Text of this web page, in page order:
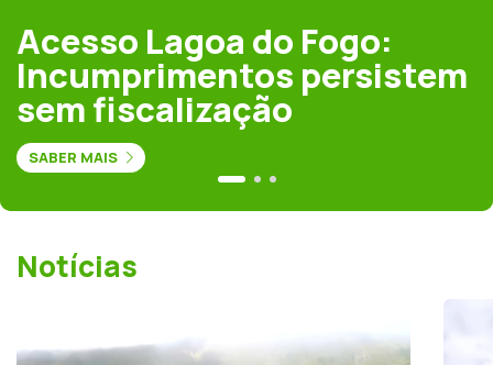
Acesso Lagoa do Fogo:
Incumprimentos persistem
sem fiscalização
SABER MAIS
Notícias